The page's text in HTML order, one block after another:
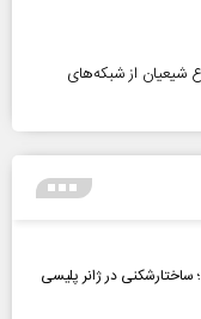
شیعیان از شبکه‌های
در ژانر پلیسی